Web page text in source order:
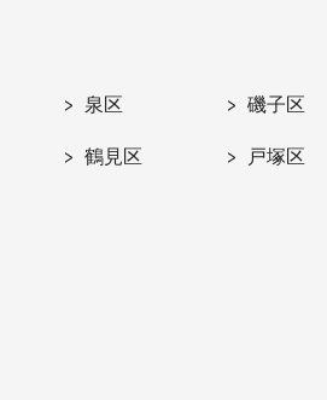
泉区 磯子区
鶴見区 戸塚区